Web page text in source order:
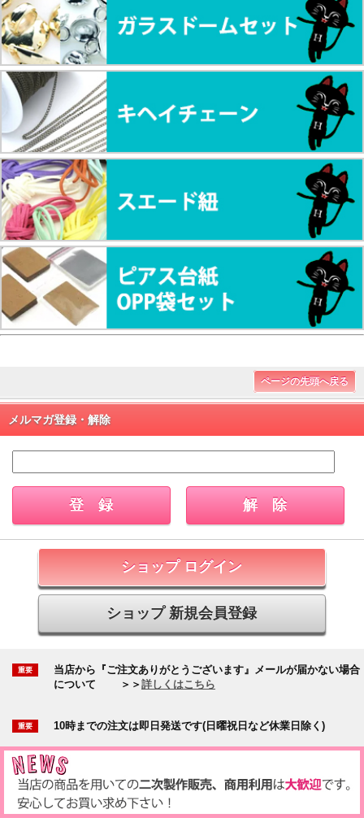
ページの先頭へ戻る
メルマガ登録・解除
ショップ ログイン
ショップ 新規会員登録
当店から『ご注文ありがとうございます』メールが届かない場合
について
＞＞ 詳しくはこちら
10時までの注文は即日発送です(日曜祝日など休業日除く)